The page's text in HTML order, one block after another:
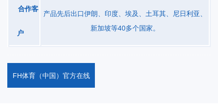
度%≥8≥8≥8≥8≥8≥8出浆浓度%30-4530-4530-4530-4530-4530-45
4045-6060-7070- 100120-150棉浆30-3540-6090-100120-
(m)2x2.5x2.22.5x3x2.24.2x4.4x34.2x4.9x34.8x5.6x3.35.8x64x3.9
合作客
户
产品先后出口伊朗、印度、埃及、土耳其、尼日利亚、
新加坡等40多个国家。
FH体育（中国）官方在线